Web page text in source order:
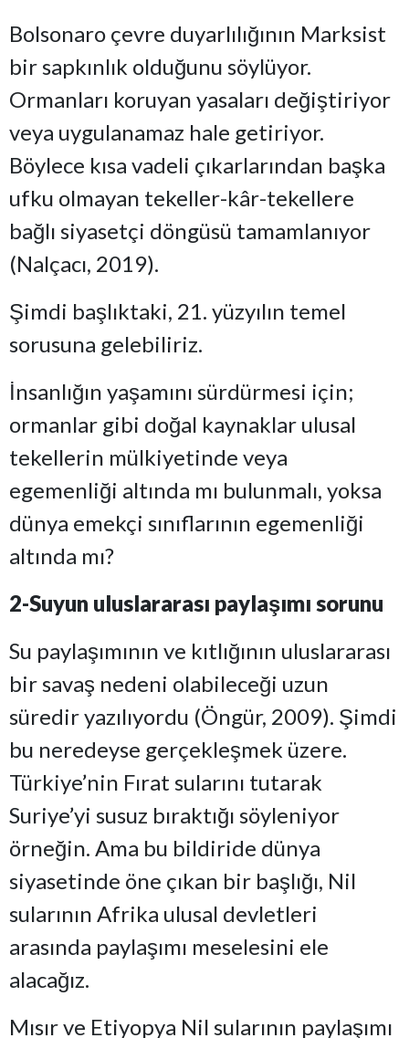
Bolsonaro çevre duyarlılığının Marksist
bir sapkınlık olduğunu söylüyor.
Ormanları koruyan yasaları değiştiriyor
veya uygulanamaz hale getiriyor.
Böylece kısa vadeli çıkarlarından başka
ufku olmayan tekeller-kâr-tekellere
bağlı siyasetçi döngüsü tamamlanıyor
(Nalçacı, 2019).
Şimdi başlıktaki, 21. yüzyılın temel
sorusuna gelebiliriz.
İnsanlığın yaşamını sürdürmesi için;
ormanlar gibi doğal kaynaklar ulusal
tekellerin mülkiyetinde veya
egemenliği altında mı bulunmalı, yoksa
dünya emekçi sınıflarının egemenliği
altında mı?
2-Suyun uluslararası paylaşımı sorunu
Su paylaşımının ve kıtlığının uluslararası
bir savaş nedeni olabileceği uzun
süredir yazılıyordu (Öngür, 2009). Şimdi
bu neredeyse gerçekleşmek üzere.
Türkiye’nin Fırat sularını tutarak
Suriye’yi susuz bıraktığı söyleniyor
örneğin. Ama bu bildiride dünya
siyasetinde öne çıkan bir başlığı, Nil
sularının Afrika ulusal devletleri
arasında paylaşımı meselesini ele
alacağız.
Mısır ve Etiyopya Nil sularının paylaşımı